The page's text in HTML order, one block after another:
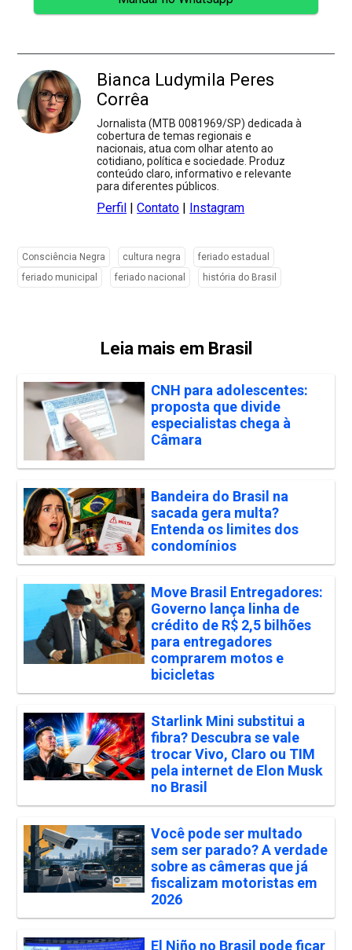
Bianca Ludymila Peres
Corrêa
Jornalista (MTB 0081969/SP) dedicada à
cobertura de temas regionais e
nacionais, atua com olhar atento ao
cotidiano, política e sociedade. Produz
conteúdo claro, informativo e relevante
para diferentes públicos.
Perfil |Contato Instagram
Consciência Negra cultura negra
feriado estadual
feriado municipal
feriado nacional história do Brasil
Leia mais em Brasil
CNH para adolescentes:
proposta que divide
especialistas chega à
Câmara
Bandeira do Brasil na
sacada gera multa?
Entenda os limites dos
condomínios
Move Brasil Entregadores:
Governo lança linha de
crédito de R$ 2,5 bilhões
para entregadores
comprarem motos e
bicicletas
Starlink Mini substitui a
fibra? Descubra se vale
trocar Vivo, Claro ou TIM
pela internet de Elon Musk
no Brasil
Você pode ser multado
sem ser parado? A verdade
sobre as câmeras que já
fiscalizam motoristas em
2026
El Niño no Brasil pode ficar